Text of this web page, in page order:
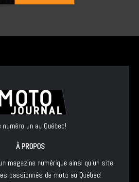
numéro un au Québec!
À PROPOS
magazine numérique ainsi qu'un site
passionnés de moto au Québec!